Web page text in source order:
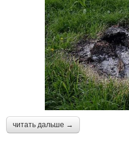
читать дальше →